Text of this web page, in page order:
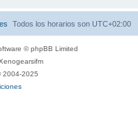
Todos los horarios son UTC+02:00
© phpBB Limited
2004-2025